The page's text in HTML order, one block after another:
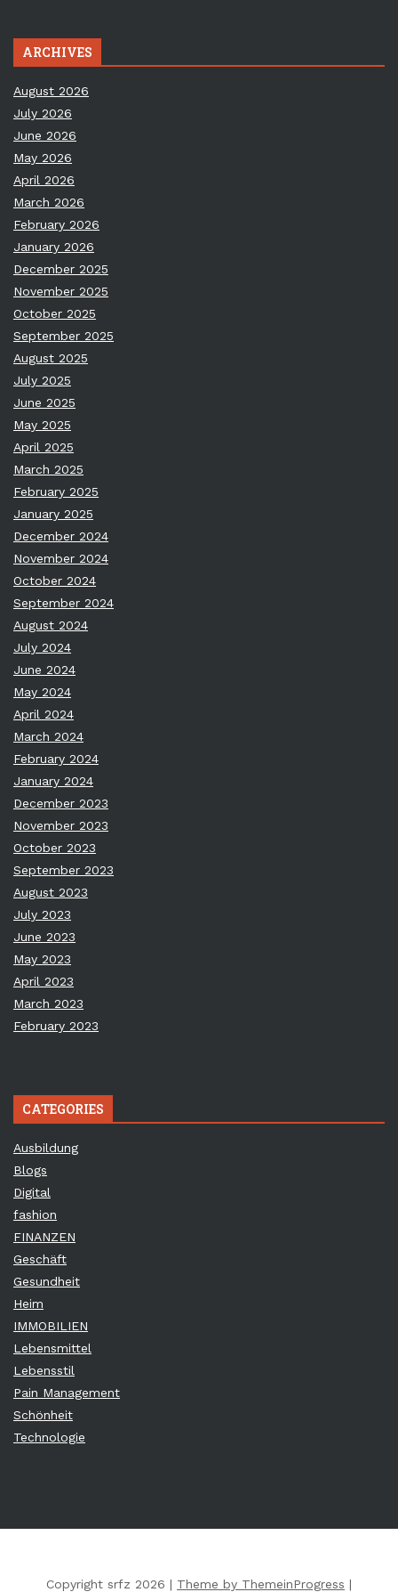
ARCHIVES
August 2026
July 2026
June 2026
May 2026
April 2026
March 2026
February 2026
January 2026
December 2025
November 2025
October 2025
September 2025
August 2025
July 2025
June 2025
May 2025
April 2025
March 2025
February 2025
January 2025
December 2024
November 2024
October 2024
September 2024
August 2024
July 2024
June 2024
May 2024
April 2024
March 2024
February 2024
January 2024
December 2023
November 2023
October 2023
September 2023
August 2023
July 2023
June 2023
May 2023
April 2023
March 2023
February 2023
CATEGORIES
Ausbildung
Blogs
Digital
fashion
FINANZEN
Geschäft
Gesundheit
Heim
IMMOBILIEN
Lebensmittel
Lebensstil
Pain Management
Schönheit
Technologie
Copyright srfz 2026 | Theme by ThemeinProgress |